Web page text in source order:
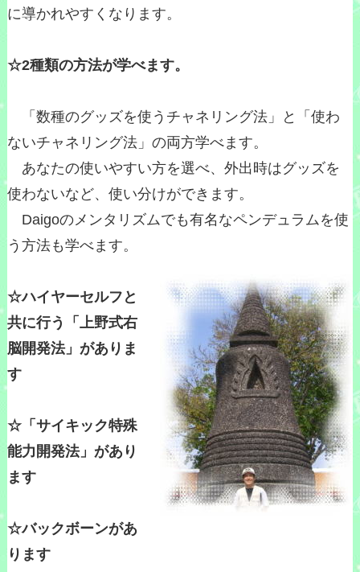
に導かれやすくなります。
☆2種類の方法が学べます。
「数種のグッズを使うチャネリング法」と「使わ
ないチャネリング法」の両方学べます。
あなたの使いやすい方を選べ、外出時はグッズを
使わないなど、使い分けができます。
Daigoのメンタリズムでも有名なペンデュラムを使
う方法も学べます。
☆ハイヤーセルフと
共に行う「上野式右
脳開発法」がありま
す
☆「サイキック特殊
能力開発法」があり
ます
☆バックボーンがあ
ります